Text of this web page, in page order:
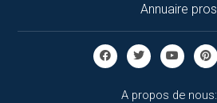
Annuaire pros
A propos de nous: